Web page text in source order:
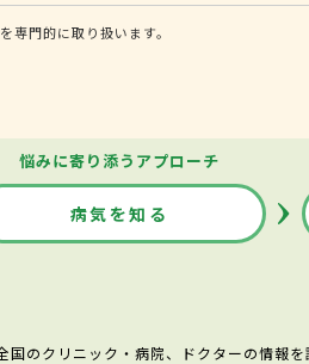
門的に取り扱います。
悩みに寄り添うアプローチ
病気を知る
のクリニック・病院、ドクターの情報